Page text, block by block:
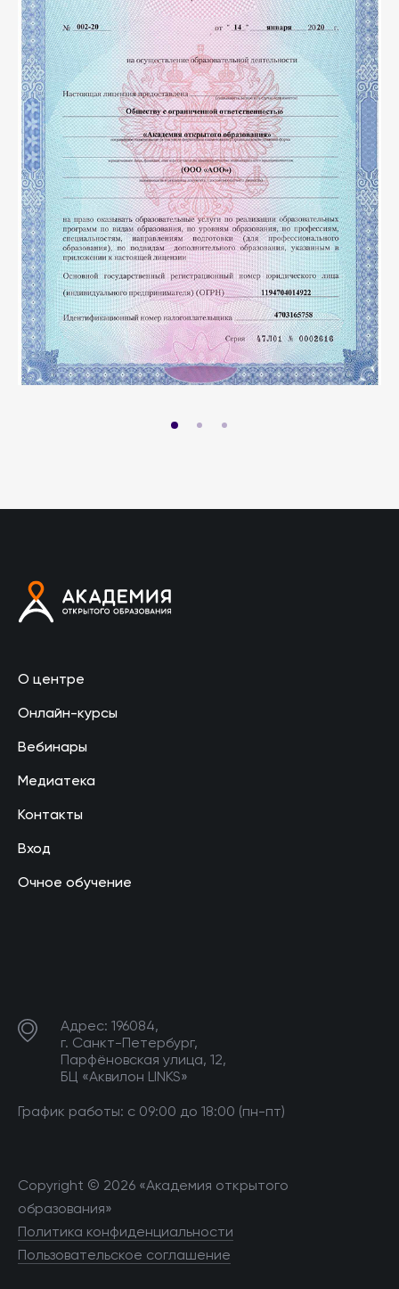
О центре
Онлайн-курсы
Вебинары
Медиатека
Контакты
Вход
Очное обучение
Адрес: 196084,
г. Санкт-Петербург,
Парфёновская улица, 12,
БЦ «Аквилон LINKS»
График работы: с 09:00 до 18:00 (пн-пт)
Copyright © 2026 «Академия открытого
образования»
Политика конфиденциальности
Пользовательское соглашение